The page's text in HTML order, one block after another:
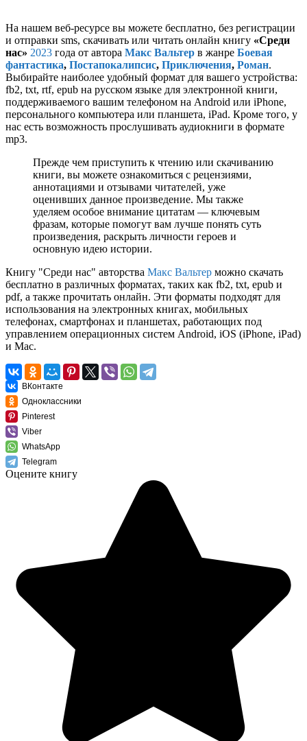
На нашем веб-ресурсе вы можете бесплатно, без регистрации
и отправки sms, скачивать или читать онлайн книгу «Среди
нас» 2023 года от автора Макс Вальтер в жанре Боевая
фантастика, Постапокалипсис, Приключения, Роман.
Выбирайте наиболее удобный формат для вашего устройства:
fb2, txt, rtf, epub на русском языке для электронной книги,
поддерживаемого вашим телефоном на Android или iPhone,
персонального компьютера или планшета, iPad. Кроме того, у
нас есть возможность прослушивать аудиокниги в формате
mp3.
Прежде чем приступить к чтению или скачиванию
книги, вы можете ознакомиться с рецензиями,
аннотациями и отзывами читателей, уже
оценивших данное произведение. Мы также
уделяем особое внимание цитатам — ключевым
фразам, которые помогут вам лучше понять суть
произведения, раскрыть личности героев и
основную идею истории.
Книгу "Среди нас" авторства Макс Вальтер можно скачать
бесплатно в различных форматах, таких как fb2, txt, epub и
pdf, а также прочитать онлайн. Эти форматы подходят для
использования на электронных книгах, мобильных
телефонах, смартфонах и планшетах, работающих под
управлением операционных систем Android, iOS (iPhone, iPad)
и Mac.
ВКонтакте
Одноклассники
Pinterest
Viber
WhatsApp
Telegram
Оцените книгу